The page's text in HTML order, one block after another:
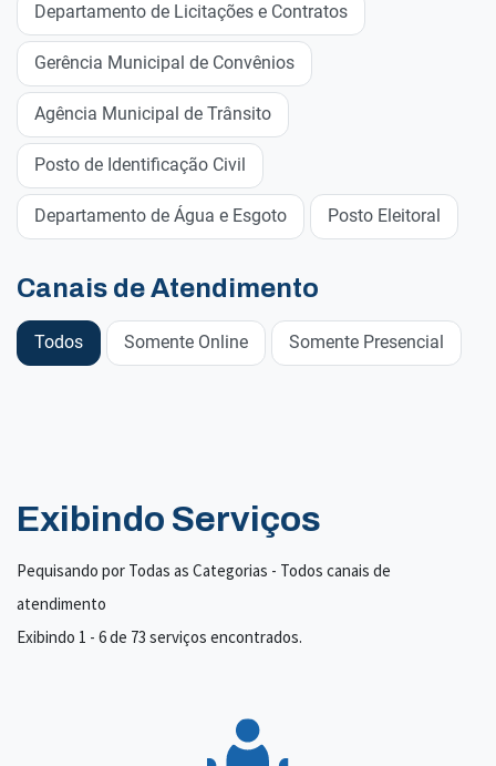
Departamento de Licitações e Contratos
Gerência Municipal de Convênios
Agência Municipal de Trânsito
Posto de Identificação Civil
Departamento de Água e Esgoto Posto Eleitoral
Canais de Atendimento
Todos Somente Online Somente Presencial
Exibindo Serviços
Pequisando por Todas as Categorias - Todos canais de
atendimento
Exibindo 1 - 6 de 73 serviços encontrados.